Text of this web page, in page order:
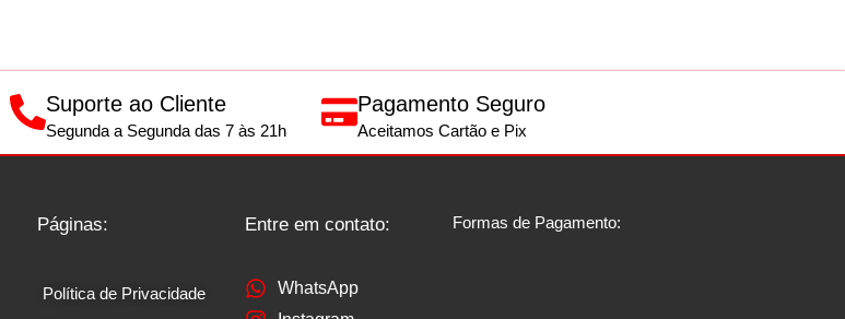
Suporte ao Cliente
Segunda a Segunda das 7 às 21h
Pagamento Seguro
Aceitamos Cartão e Pix
Páginas:
Política de Privacidade
Entre em contato:
WhatsApp
Formas de Pagamento: